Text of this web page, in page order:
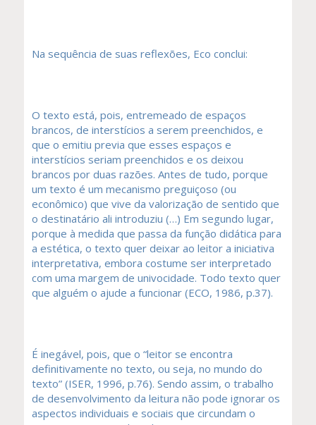
Na sequência de suas reflexões, Eco conclui:
O texto está, pois, entremeado de espaços
brancos, de interstícios a serem preenchidos, e
que o emitiu previa que esses espaços e
interstícios seriam preenchidos e os deixou
brancos por duas razões. Antes de tudo, porque
um texto é um mecanismo preguiçoso (ou
econômico) que vive da valorização de sentido que
o destinatário ali introduziu (…) Em segundo lugar,
porque à medida que passa da função didática para
a estética, o texto quer deixar ao leitor a iniciativa
interpretativa, embora costume ser interpretado
com uma margem de univocidade. Todo texto quer
que alguém o ajude a funcionar (ECO, 1986, p.37).
É inegável, pois, que o “leitor se encontra
definitivamente no texto, ou seja, no mundo do
texto” (ISER, 1996, p.76). Sendo assim, o trabalho
de desenvolvimento da leitura não pode ignorar os
aspectos individuais e sociais que circundam o